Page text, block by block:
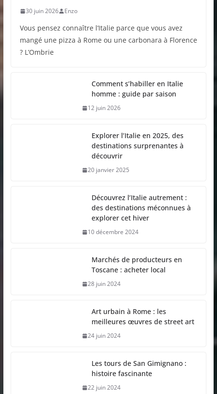
30 juin 2026 Enzo
Vous pensez connaître l’Italie parce que vous avez
mangé une pizza à Rome ou une carbonara à Florence
? L’Ombrie
Comment s’habiller en Italie
homme : guide par saison
12 juin 2026
Explorer l’Italie en 2025, des
destinations surprenantes à
découvrir
20 janvier 2025
Découvrez l’Italie autrement :
des destinations méconnues à
explorer cet hiver
10 décembre 2024
Marchés de producteurs en
Toscane : acheter local
28 juin 2024
Art urbain à Rome : les
meilleures œuvres de street art
24 juin 2024
Les tours de San Gimignano :
histoire fascinante
22 juin 2024